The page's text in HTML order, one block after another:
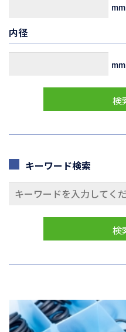
mm
内径
mm
キーワード検索